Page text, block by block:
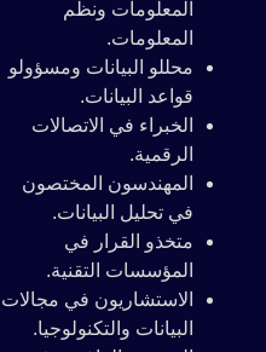
المعلومات ونظم
المعلومات.
محللو البيانات ومسؤولو
قواعد البيانات.
الخبراء في الاتصالات
الرقمية.
المهندسون المختصون
في تحليل البيانات.
متخذو القرار في
المؤسسات التقنية.
الاستشاريون في مجالات
البيانات والتكنولوجيا.